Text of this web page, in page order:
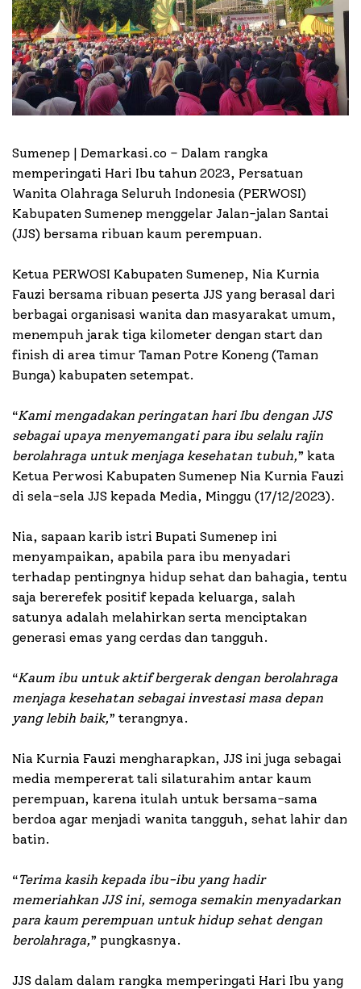
Sumenep | Demarkasi.co – Dalam rangka
memperingati Hari Ibu tahun 2023, Persatuan
Wanita Olahraga Seluruh Indonesia (PERWOSI)
Kabupaten Sumenep menggelar Jalan-jalan Santai
(JJS) bersama ribuan kaum perempuan.
Ketua PERWOSI Kabupaten Sumenep, Nia Kurnia
Fauzi bersama ribuan peserta JJS yang berasal dari
berbagai organisasi wanita dan masyarakat umum,
menempuh jarak tiga kilometer dengan start dan
finish di area timur Taman Potre Koneng (Taman
Bunga) kabupaten setempat.
“Kami mengadakan peringatan hari Ibu dengan JJS
sebagai upaya menyemangati para ibu selalu rajin
berolahraga untuk menjaga kesehatan tubuh,” kata
Ketua Perwosi Kabupaten Sumenep Nia Kurnia Fauzi
di sela-sela JJS kepada Media, Minggu (17/12/2023).
Nia, sapaan karib istri Bupati Sumenep ini
menyampaikan, apabila para ibu menyadari
terhadap pentingnya hidup sehat dan bahagia, tentu
saja bererefek positif kepada keluarga, salah
satunya adalah melahirkan serta menciptakan
generasi emas yang cerdas dan tangguh.
“Kaum ibu untuk aktif bergerak dengan berolahraga
menjaga kesehatan sebagai investasi masa depan
yang lebih baik,” terangnya.
Nia Kurnia Fauzi mengharapkan, JJS ini juga sebagai
media mempererat tali silaturahim antar kaum
perempuan, karena itulah untuk bersama-sama
berdoa agar menjadi wanita tangguh, sehat lahir dan
batin.
“Terima kasih kepada ibu-ibu yang hadir
memeriahkan JJS ini, semoga semakin menyadarkan
para kaum perempuan untuk hidup sehat dengan
berolahraga,” pungkasnya.
JJS dalam dalam rangka memperingati Hari Ibu yang